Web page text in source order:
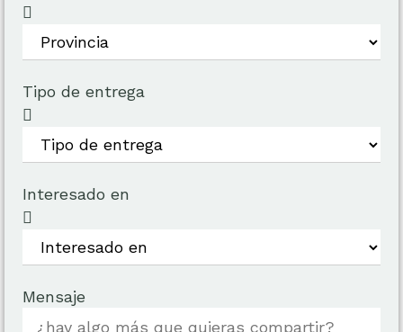
Tipo de entrega
Interesado en
Mensaje